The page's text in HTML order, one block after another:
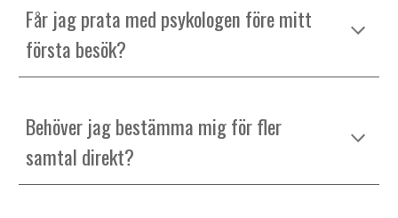
Får jag prata med psykologen före mitt
första besök?
Behöver jag bestämma mig för fler
samtal direkt?